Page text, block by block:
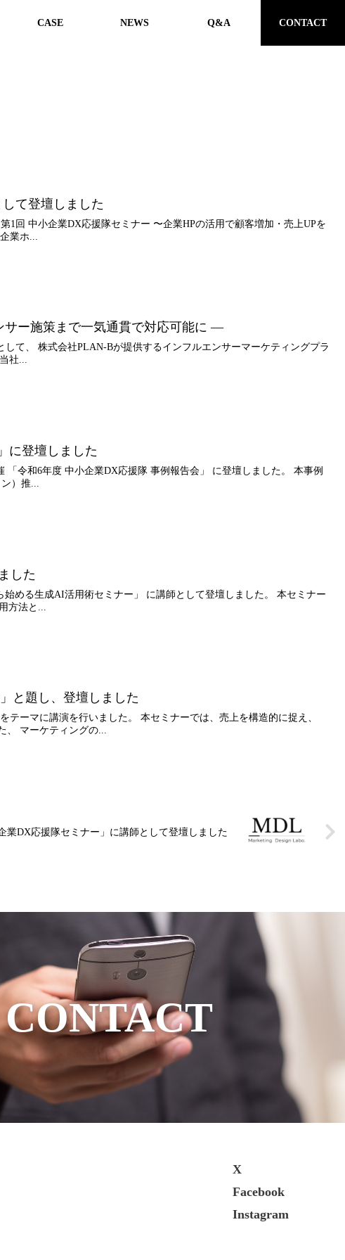
CASE NEWS Q&A CONTACT
た。
て登壇しました
回 中小企業DX応援隊セミナー 〜企業HPの活用で顧客増加・売上UPを
業ホ...
サー施策まで一気通貫で対応可能に ―
て、 株式会社PLAN-Bが提供するインフルエンサーマーケティングプラ
社...
に登壇しました
令和6年度 中小企業DX応援隊 事例報告会」 に登壇しました。 本事例
）推...
した
める生成AI活用術セミナー」 に講師として登壇しました。 本セミナー
方法と...
と題し、登壇しました
ーマに講演を行いました。 本セミナーでは、売上を構造的に捉え、
マーケティングの...
業DX応援隊セミナー」に講師として登壇しました
CONTACT
X
Facebook
Instagram